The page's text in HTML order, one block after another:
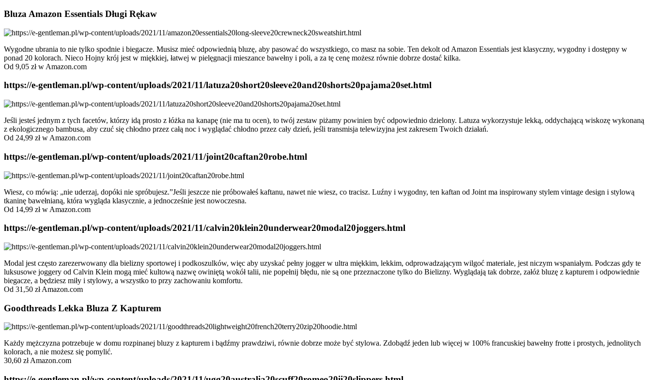
Bluza Amazon Essentials Długi Rękaw
Wygodne ubrania to nie tylko spodnie i biegacze. Musisz mieć odpowiednią bluzę, aby pasować do wszystkiego, co masz na sobie. Ten dekolt od Amazon Essentials jest klasyczny, wygodny i dostępny w
ponad 20 kolorach. Nieco Hojny krój jest w miękkiej, łatwej w pielęgnacji mieszance bawełny i poli, a za tę cenę możesz równie dobrze dostać kilka.
Od 9,05 zł w Amazon.com
https://e-gentleman.pl/wp-content/uploads/2021/11/latuza20short20sleeve20and20shorts20pajama20set.html
Jeśli jesteś jednym z tych facetów, którzy idą prosto z łóżka na kanapę (nie ma tu ocen), to twój zestaw piżamy powinien być odpowiednio dzielony. Latuza wykorzystuje lekką, oddychającą wiskozę wykonaną
z ekologicznego bambusa, aby czuć się chłodno przez całą noc i wyglądać chłodno przez cały dzień, jeśli transmisja telewizyjna jest zakresem Twoich działań.
Od 24,99 zł w Amazon.com
https://e-gentleman.pl/wp-content/uploads/2021/11/joint20caftan20robe.html
Wiesz, co mówią: „nie uderzaj, dopóki nie spróbujesz.”Jeśli jeszcze nie próbowałeś kaftanu, nawet nie wiesz, co tracisz. Luźny i wygodny, ten kaftan od Joint ma inspirowany stylem vintage design i stylową
tkaninę bawełnianą, która wygląda klasycznie, a jednocześnie jest nowoczesna.
Od 14,99 zł w Amazon.com
https://e-gentleman.pl/wp-content/uploads/2021/11/calvin20klein20underwear20modal20joggers.html
Modal jest często zarezerwowany dla bielizny sportowej i podkoszulków, więc aby uzyskać pełny jogger w ultra miękkim, lekkim, odprowadzającym wilgoć materiale, jest niczym wspaniałym. Podczas gdy te
luksusowe joggery od Calvin Klein mogą mieć kultową nazwę owiniętą wokół talii, nie popełnij błędu, nie są one przeznaczone tylko do Bielizny. Wyglądają tak dobrze, załóż bluzę z kapturem i odpowiednie
biegacze, a będziesz miły i stylowy, a wszystko to przy zachowaniu komfortu.
Od 31,50 zł Amazon.com
Goodthreads Lekka Bluza Z Kapturem
Każdy mężczyzna potrzebuje w domu rozpinanej bluzy z kapturem i bądźmy prawdziwi, równie dobrze może być stylowa. Zdobądź jeden lub więcej w 100% francuskiej bawełny frotte i prostych, jednolitych
kolorach, a nie możesz się pomylić.
30,60 zł Amazon.com